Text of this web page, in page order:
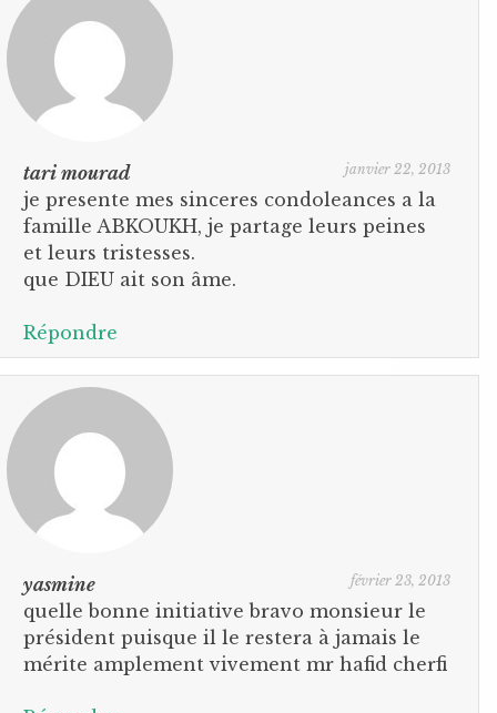
tari mourad janvier 22, 2013
je presente mes sinceres condoleances a la
famille ABKOUKH, je partage leurs peines
et leurs tristesses.
que DIEU ait son âme.
Répondre
yasmine février 23, 2013
quelle bonne initiative bravo monsieur le
président puisque il le restera à jamais le
mérite amplement vivement mr hafid cherfi